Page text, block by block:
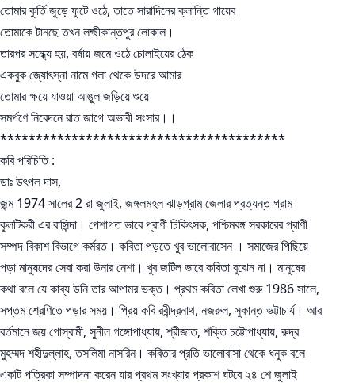
তোমার কুর্তি জুড়ে ফুটে ওঠে, তাতে সারাদিনের ক্লান্তি গায়েব
তোমাকে টানছে তখন লক্ষ্মীকান্তপুর লোকাল।
তারপর সন্ধ্যে হয়, বর্ষায় জমে ওঠে চোলাইয়ের ঠেক
একবুক জ্যোৎস্না নামে গলা থেকে উদরে আমার
তোমার ক্ষয়ে যাওয়া আঙুল জড়িয়ে শুয়ে
সমর্পণে নিবেদনে রাত জাগে অভাবী সংসার।।
****************************************
কবি পরিচিতি :
ডাঃ উৎপল দাস,
জন্ম 1974 সালের 2 রা জুলাই, জঙ্গলমহল ঝাড়গ্রাম জেলার প্রত্যন্ত গ্রাম
কুলটিকরী এর বাসিন্দা। পেশাগত ভাবে প্রাণী চিকিৎসক, পশ্চিমবঙ্গ সরকারের প্রাণী
সম্পদ বিকাশ বিভাগে কর্মরত। কবিতা পড়তে খুব ভালোবাসেন । সমাজের পিছিয়ে
পড়া মানুষদের সেবা করা উনার নেশা। খুব জটিল ভাবে কবিতা বুঝেন না। মানুষের
কথা বলে যে কাব্য উনি তার আপামর ভক্ত। প্রথম কবিতা লেখা শুরু 1986 সালে,
সপ্তম শ্রেণিতে পড়ার সময়। প্রিয় কবি রবীন্দ্রনাথ, নজরুল, সুকান্ত ভট্টাচার্য। আর
বর্তমানে জয় গোস্বামী, সুনীল গঙ্গোপাধ্যায়, শ্রীজাত, শক্তি চট্টোপাধ্যায়, রুদ্র
মুহম্মদ শহীদুল্লাহ, তসলিমা নাসরিন। কবিতার প্রতি ভালোবাসা থেকে ধনুক বলে
একটি পত্রিকা সম্পাদনা করেন যার প্রথম সংখ্যার প্রকাশ ঘটবে ২৪ শে জুলাই